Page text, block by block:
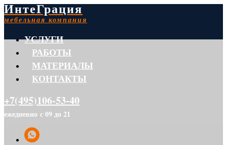
ИнтеГрация
мебельная компания
УСЛУГИ
РАБОТЫ
МАТЕРИАЛЫ
КОНТАКТЫ
+7(495)106-53-40
ежедневно с 09 до 21